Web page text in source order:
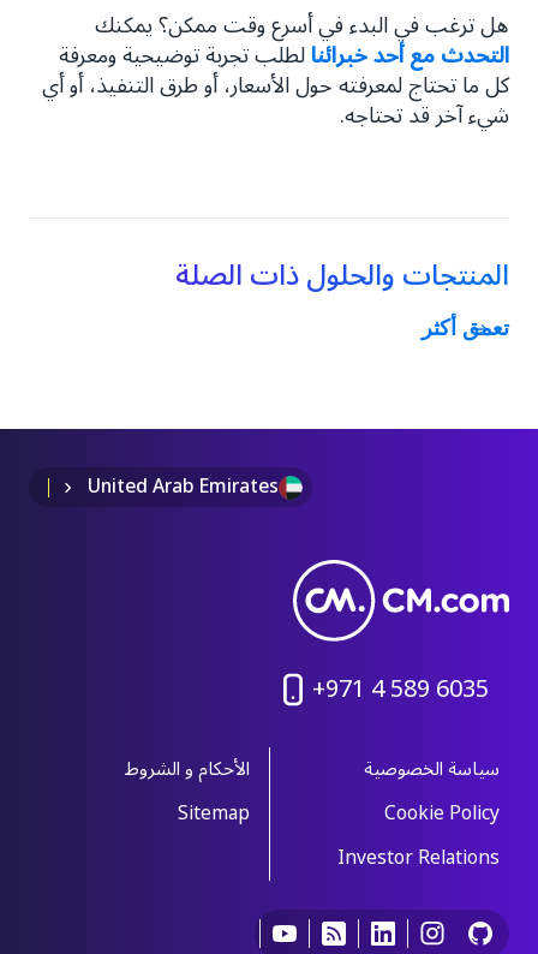
هل ترغب في البدء في أسرع وقت ممكن؟ يمكنك
التحدث مع أحد خبرائنالطلب تجربة توضيحية ومعرفة
كل ما تحتاج لمعرفته حول الأسعار، أو طرق التنفيذ، أو أي
شيء آخر قد تحتاجه.
المنتجات والحلول ذات الصلة
تعمق أكثر
United Arab Emirates
+971 4 589 6035
سياسة الخصوصية
الأحكام و الشروط
Cookie Policy
Sitemap
Investor Relations